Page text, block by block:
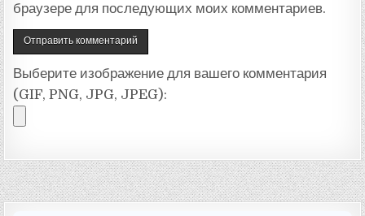
браузере для последующих моих комментариев.
Выберите изображение для вашего комментария
(GIF, PNG, JPG, JPEG):